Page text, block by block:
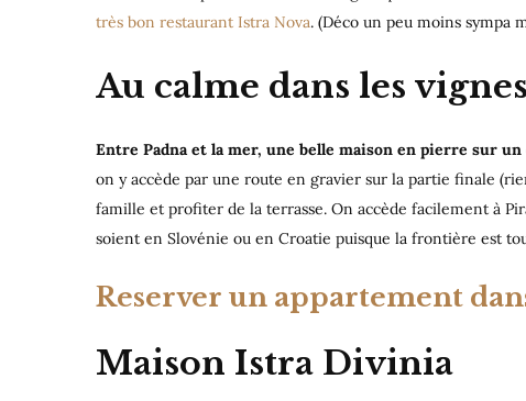
très bon restaurant Istra Nova. (Déco un peu moins sympa
Au calme dans les vignes
Entre Padna et la mer, une belle maison en pierre sur un
on y accède par une route en gravier sur la partie finale
famille et profiter de la terrasse. On accède facilement à
soient en Slovénie ou en Croatie puisque la frontière est
Reserver un appartement
Maison Istra Divinia